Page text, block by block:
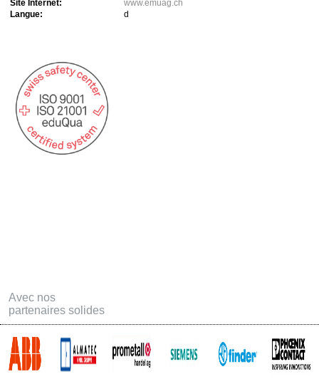
Organisation
Membres
Statuts USAT
Postes ouvertes
Formation
Site Internet:
www.emuag.ch
Langue:
d
Avec nos
partenaires solides